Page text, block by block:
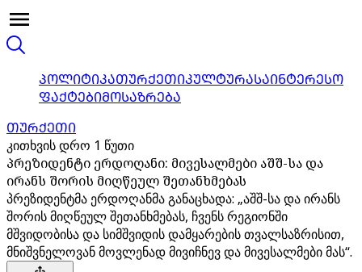
ᲞᲝᲚᲘᲢᲘᲙᲐᲗᲣᲠᲥᲔᲗᲘᲙᲣᲚᲢᲣᲠᲐᲡᲐᲘᲜᲢᲔᲠᲔᲡᲝ
ᲤᲐᲥᲢᲔᲑᲘᲛᲝᲡᲐᲖᲠᲔᲑᲐ
ᲗᲣᲠᲥᲔᲗᲘ
კითხვის დრო 1 წუთი
პრეზიდენტი ერდოღანი: მივესალმები აშშ-სა და
ირანს შორის მიღწეულ შეთანხმებას
პრეზიდენტმა ერდოღანმა განაცხადა: „აშშ-სა და ირანს
შორის მიღწეულ შეთანხმებას, ჩვენს რეგიონში
მშვიდობისა და სიმშვიდის დამყარების თვალსაზრისით,
მნიშვნელოვან მოვლენად მივიჩნევ და მივესალმები მას“.